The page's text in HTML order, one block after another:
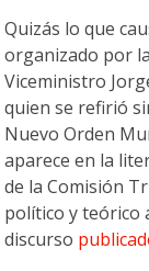
Quizás lo que
organizado por
Viceministro
quien se refirió
Nuevo Orden
aparece en la
de la Comisión
político y teórico
discurso